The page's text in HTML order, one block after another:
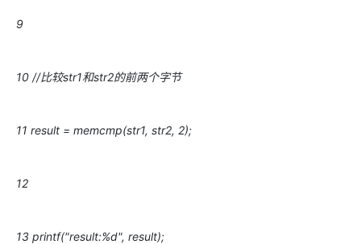
9
10 //比较str1和str2的前两个字节
11 result = memcmp(str1, str2, 2);
12
13 printf("result:%d", result);